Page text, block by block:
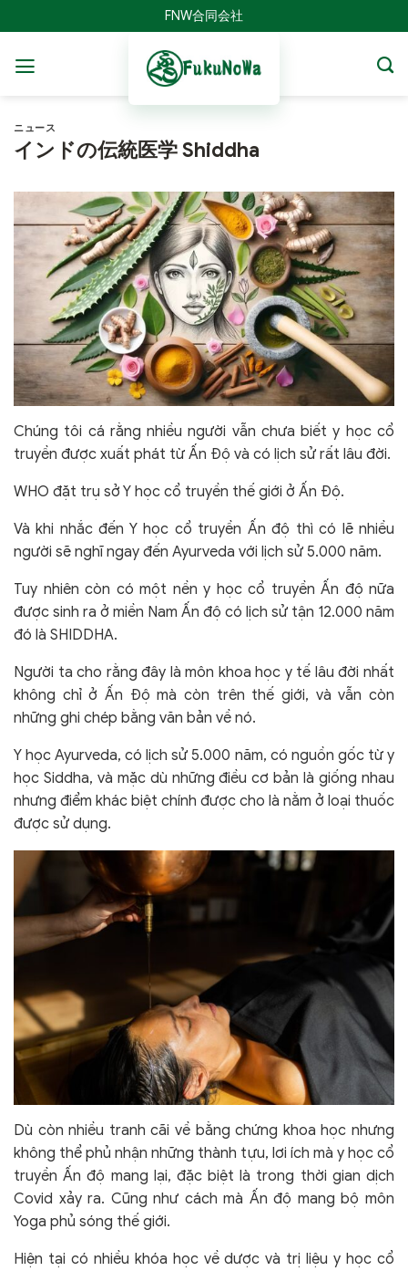
to
content
FNW合同会社
ニュース
インドの伝統医学 Shiddha
Chúng tôi cá rằng nhiều người vẫn chưa biết y học cổ
truyền được xuất phát từ Ấn Độ và có lịch sử rất lâu đời.
WHO đặt trụ sở Y học cổ truyền thế giới ở Ấn Độ.
Và khi nhắc đến Y học cổ truyền Ấn độ thì có lẽ nhiều
người sẽ nghĩ ngay đến Ayurveda với lịch sử 5.000 năm.
Tuy nhiên còn có một nền y học cổ truyền Ấn độ nữa
được sinh ra ở miền Nam Ấn độ có lịch sử tận 12.000 năm
đó là SHIDDHA.
Người ta cho rằng đây là môn khoa học y tế lâu đời nhất
không chỉ ở Ấn Độ mà còn trên thế giới, và vẫn còn
những ghi chép bằng văn bản về nó.
Y học Ayurveda, có lịch sử 5.000 năm, có nguồn gốc từ y
học Siddha, và mặc dù những điều cơ bản là giống nhau
nhưng điểm khác biệt chính được cho là nằm ở loại thuốc
được sử dụng.
Dù còn nhiều tranh cãi về bằng chứng khoa học nhưng
không thể phủ nhận những thành tựu, lơi ích mà y học cổ
truyền Ấn độ mang lại, đặc biệt là trong thời gian dịch
Covid xảy ra. Cũng như cách mà Ấn độ mang bộ môn
Yoga phủ sóng thế giới.
Hiện tại có nhiều khóa học về dược và trị liệu y học cổ